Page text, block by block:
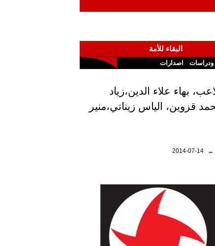
البقاء للأمة
ودراسات اصدارات
بهاء علاء الدين،زياد
قزوين، الياس زيناتي،منير
-
2014-07-14